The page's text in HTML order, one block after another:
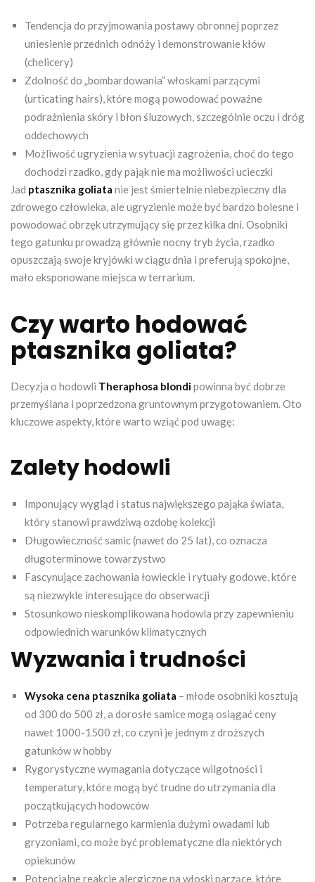
Tendencja do przyjmowania postawy obronnej poprzez
uniesienie przednich odnóży i demonstrowanie kłów
(chelicery)
Zdolność do „bombardowania” włoskami parzącymi
(urticating hairs), które mogą powodować poważne
podrażnienia skóry i błon śluzowych, szczególnie oczu i dróg
oddechowych
Możliwość ugryzienia w sytuacji zagrożenia, choć do tego
dochodzi rzadko, gdy pająk nie ma możliwości ucieczki
Jad ptasznika goliata nie jest śmiertelnie niebezpieczny dla
zdrowego człowieka, ale ugryzienie może być bardzo bolesne i
powodować obrzęk utrzymujący się przez kilka dni. Osobniki
tego gatunku prowadzą głównie nocny tryb życia, rzadko
opuszczają swoje kryjówki w ciągu dnia i preferują spokojne,
mało eksponowane miejsca w terrarium.
Czy warto hodować
ptasznika goliata?
Decyzja o hodowli Theraphosa blondipowinna być dobrze
przemyślana i poprzedzona gruntownym przygotowaniem. Oto
kluczowe aspekty, które warto wziąć pod uwagę:
Zalety hodowli
Imponujący wygląd i status największego pająka świata,
który stanowi prawdziwą ozdobę kolekcji
Długowieczność samic (nawet do 25 lat), co oznacza
długoterminowe towarzystwo
Fascynujące zachowania łowieckie i rytuały godowe, które
są niezwykle interesujące do obserwacji
Stosunkowo nieskomplikowana hodowla przy zapewnieniu
odpowiednich warunków klimatycznych
Wyzwania i trudności
Wysoka cena ptasznika goliata – młode osobniki kosztują
od 300 do 500 zł, a dorosłe samice mogą osiągać ceny
nawet 1000-1500 zł, co czyni je jednym z droższych
gatunków w hobby
Rygorystyczne wymagania dotyczące wilgotności i
temperatury, które mogą być trudne do utrzymania dla
początkujących hodowców
Potrzeba regularnego karmienia dużymi owadami lub
gryzoniami, co może być problematyczne dla niektórych
opiekunów
Potencjalne reakcje alergiczne na włoski parzące, które